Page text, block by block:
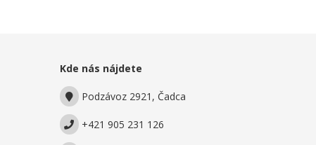
Kde nás nájdete
Podzávoz 2921, Čadca
+421 905 231 126